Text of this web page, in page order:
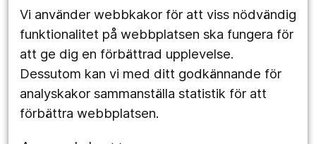
Vi använder webbkakor för att viss nödvändig
funktionalitet på webbplatsen ska fungera för
att ge dig en förbättrad upplevelse.
Dessutom kan vi med ditt godkännande för
analyskakor sammanställa statistik för att
förbättra webbplatsen.
Region Örebro län
Följ oss
Facebook